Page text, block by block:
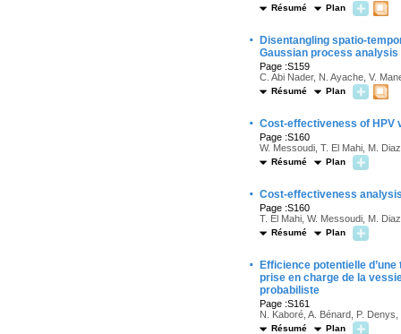
Résumé Plan
·
Disentangling spatio-
Gaussian process analysis
Page :S159
C. Abi Nader, N. Ayache, V.
Résumé Plan
· Cost-effectiveness of HPV
Page :S160
W. Messoudi, T. El Mahi, M.
Résumé Plan
· Cost-effectiveness
Page :S160
T. El Mahi, W. Messoudi, M.
Résumé Plan
·
Efficience potentielle
prise en charge de la
probabiliste
Page :S161
N. Kaboré, A. Bénard, P. Denys,
Résumé Plan